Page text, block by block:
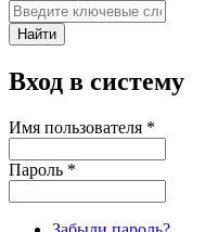
Вход в систему
Имя пользователя *
Пароль *